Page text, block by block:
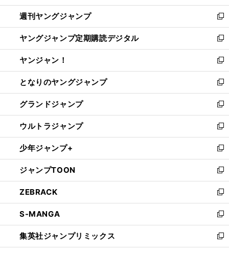
開
く
ウ
で
開
く
ン
ド
ウ
で
開
く
ウ
ィ
ン
ド
ウ
で
開
く
週刊ヤングジャンプ
新
し
い
ウ
ィ
ン
ド
ウ
で
開
く
ヤングジャンプ定期購読デジタル
新
し
い
ウ
ィ
ン
ド
ウ
で
開
く
ヤンジャン！
新
し
い
ウ
ィ
ン
ド
ウ
で
開
く
となりのヤングジャンプ
新
し
い
ウ
ィ
ン
ド
ウ
で
開
く
グランドジャンプ
新
し
い
ウ
ィ
ン
ド
ウ
で
開
く
ウルトラジャンプ
新
し
い
ウ
ィ
ン
ド
ウ
で
開
く
少年ジャンプ+
新
し
い
ウ
ィ
ン
ド
ウ
で
開
ジャンプTOON
新
し
い
ウ
ィ
ン
ド
ウ
ZEBRACK
新
し
い
ウ
ィ
ン
S-MANGA
新
し
い
ウ
集英社ジャンプリミックス
新
し